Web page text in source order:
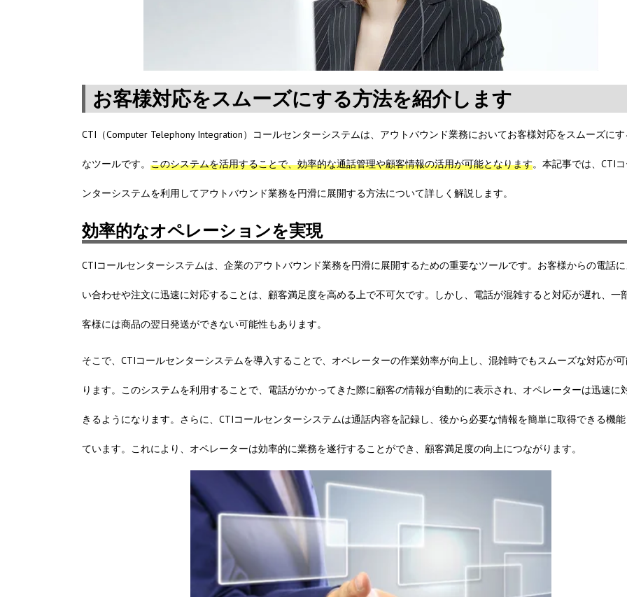
お客様対応をスムーズにする方法を紹介します
CTI（Computer Telephony Integration）コールセンターシステムは、アウトバウンド業務においてお客様対応をスムーズに
なツールです。 このシステムを活用することで、効率的な通話管理や顧客情報の活用が可能となります。本記事では、CTI
ンターシステムを利用してアウトバウンド業務を円滑に展開する方法について詳しく解説します。
効率的なオペレーションを実現
CTIコールセンターシステムは、企業のアウトバウンド業務を円滑に展開するための重要なツールです。お客様からの電話
い合わせや注文に迅速に対応することは、顧客満足度を高める上で不可欠です。しかし、電話が混雑すると対応が遅れ、一
客様には商品の翌日発送ができない可能性もあります。
そこで、CTIコールセンターシステムを導入することで、オペレーターの作業効率が向上し、混雑時でもスムーズな対応が
ります。このシステムを利用することで、電話がかかってきた際に顧客の情報が自動的に表示され、オペレーターは迅速に
きるようになります。さらに、CTIコールセンターシステムは通話内容を記録し、後から必要な情報を簡単に取得できる機能
ています。これにより、オペレーターは効率的に業務を遂行することができ、顧客満足度の向上につながります。